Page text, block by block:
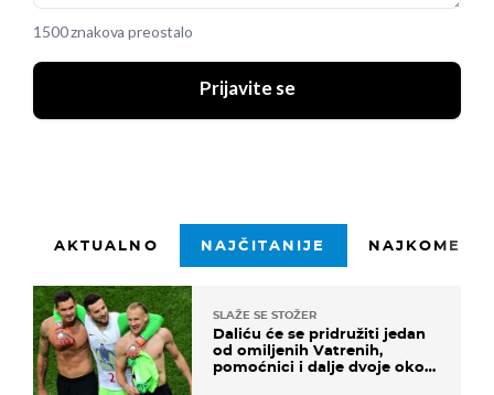
1500 znakova preostalo
Prijavite se
AKTUALNO NAJČITANIJE
SLAŽE SE STOŽER
Daliću će se pridružiti jedan
od omiljenih Vatrenih,
pomoćnici i dalje dvoje oko